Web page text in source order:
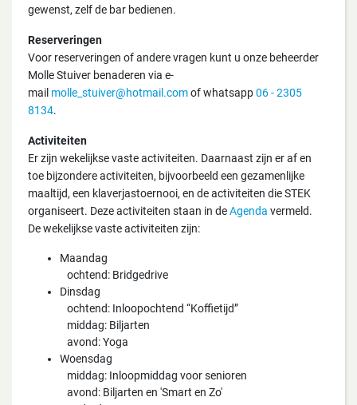
gewenst, zelf de bar bedienen.
Reserveringen
Voor reserveringen of andere vragen kunt u onze beheerder
Molle Stuiver benaderen via e-
mail molle_stuiver@hotmail.comof whatsapp06 - 2305
8134.
Activiteiten
Er zijn wekelijkse vaste activiteiten. Daarnaast zijn er af en
toe bijzondere activiteiten, bijvoorbeeld een gezamenlijke
maaltijd, een klaverjastoernooi, en de activiteiten die STEK
organiseert. Deze activiteiten staan in deAgenda vermeld.
De wekelijkse vaste activiteiten zijn:
Maandag
ochtend: Bridgedrive
Dinsdag
ochtend: Inloopochtend “Koffietijd”
middag: Biljarten
avond: Yoga
Woensdag
middag: Inloopmiddag voor senioren
avond: Biljarten en 'Smart en Zo'